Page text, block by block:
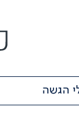
הגשה